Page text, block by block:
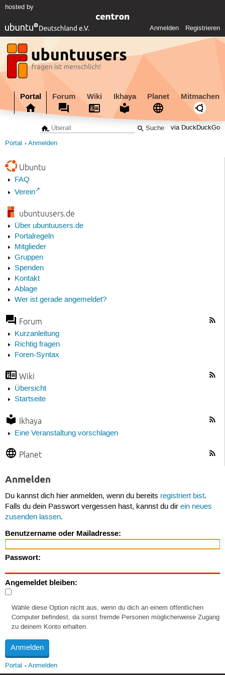
hosted by
Anmelden Registrieren
Portal Forum Wiki Ikhaya Planet Mitmachen
via DuckDuckGo
Portal Anmelden
Ubuntu
FAQ
Verein
ubuntuusers.de
Über ubuntuusers.de
Portalregeln
Mitglieder
Gruppen
Spenden
Kontakt
Ablage
Wer ist gerade angemeldet?
Forum
Kurzanleitung
Richtig fragen
Foren-Syntax
Wiki
Übersicht
Startseite
Ikhaya
Eine Veranstaltung vorschlagen
Planet
Anmelden
Du kannst dich hier anmelden, wenn du bereits registriert bist.
Falls du dein Passwort vergessen hast, kannst du dir ein neues
zusenden lassen.
Benutzername oder Mailadresse:
Passwort:
Angemeldet bleiben:
Wähle diese Option nicht aus, wenn du dich an einem öffentlichen
Computer befindest, da sonst fremde Personen möglicherweise Zugang
zu deinem Konto erhalten.
Portal Anmelden